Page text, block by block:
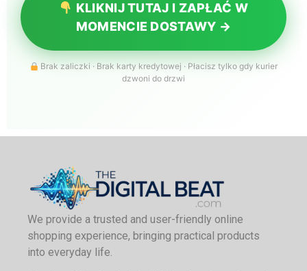
KLIKNIJ TUTAJ I ZAPŁAĆ W
MOMENCIE DOSTAWY →
Brak zaliczki · Brak karty kredytowej · Płacisz tylko gdy kurier
dzwoni do drzwi
We provide a trusted and user-friendly online
shopping experience, bringing practical products
into everyday life.